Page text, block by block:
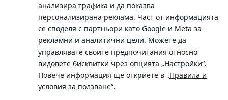
анализира трафика и да показва
персонализирана реклама. Част от информацията
се споделя с партньори като Google и Meta за
рекламни и аналитични цели. Можете да
управлявате своите предпочитания относно
видовете бисквитки чрез опцията „Настройки“.
Повече информация ще откриете в „Правила и
условия за ползване“.
Телефон:
0700 10 375 / *2375
Московска No.19 / ул. Г. Бенковски No. 5, София 1036
SWIFT/BIC: